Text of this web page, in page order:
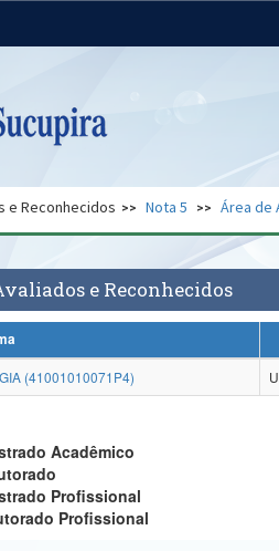
Gabinete de Segurança
e Reconhecidos Nota 5 Área de
e Reconhecidos
(41001010071P4)
Acadêmico
Profissional
Profissional